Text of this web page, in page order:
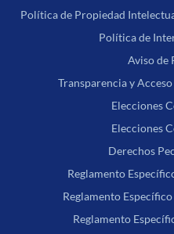
Política de Propiedad
Política de
Aviso de
Transparencia y
Elecciones
Elecciones
Derechos
Reglamento
Reglamento
Reglamento